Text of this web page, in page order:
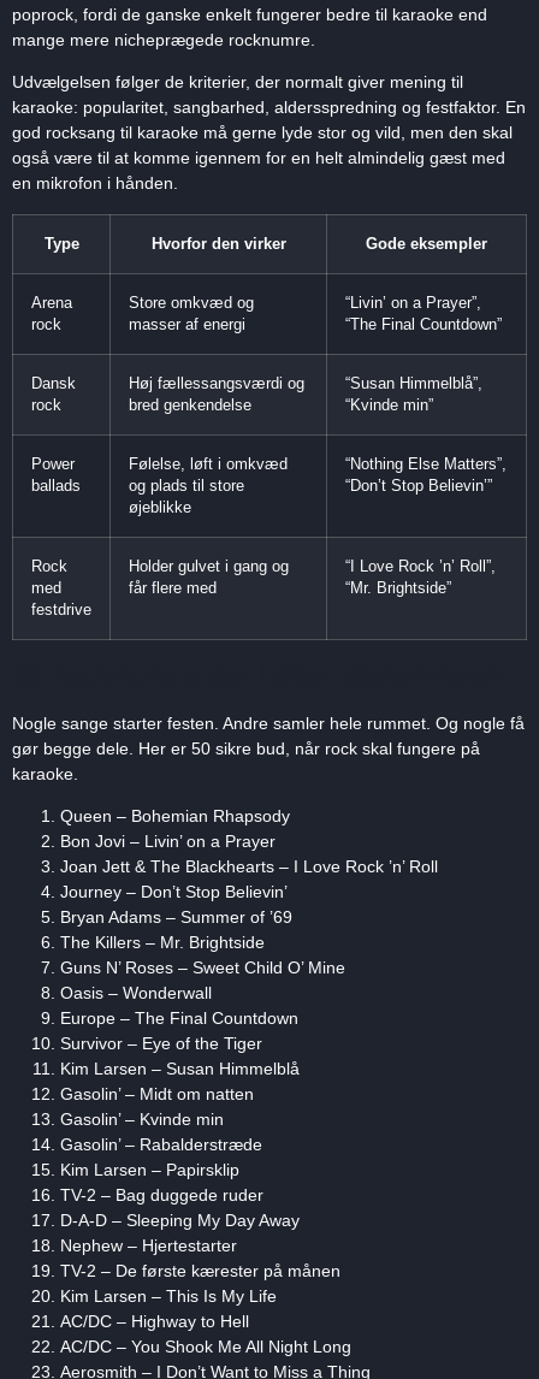
poprock, fordi de ganske enkelt fungerer bedre til karaoke end
mange mere nicheprægede rocknumre.
Udvælgelsen følger de kriterier, der normalt giver mening til
karaoke: popularitet, sangbarhed, aldersspredning og festfaktor. En
god rocksang til karaoke må gerne lyde stor og vild, men den skal
også være til at komme igennem for en helt almindelig gæst med
en mikrofon i hånden.
Type Hvorfor den virker Gode eksempler
Arena
rock
Store omkvæd og
masser af energi
“Livin’ on a Prayer”,
“The Final Countdown”
Dansk
rock
Høj fællessangsværdi og
bred genkendelse
“Susan Himmelblå”,
“Kvinde min”
Power
ballads
Følelse, løft i omkvæd
og plads til store
øjeblikke
“Nothing Else Matters”,
“Don’t Stop Believin’”
Rock
med
festdrive
Holder gulvet i gang og
får flere med
“I Love Rock ’n’ Roll”,
“Mr. Brightside”
Nogle sange starter festen. Andre samler hele rummet. Og nogle få
gør begge dele. Her er 50 sikre bud, når rock skal fungere på
karaoke.
Queen – Bohemian Rhapsody
Bon Jovi – Livin’ on a Prayer
Joan Jett & The Blackhearts – I Love Rock ’n’ Roll
Journey – Don’t Stop Believin’
Bryan Adams – Summer of ’69
The Killers – Mr. Brightside
Guns N’ Roses – Sweet Child O’ Mine
Oasis – Wonderwall
Europe – The Final Countdown
Survivor – Eye of the Tiger
Kim Larsen – Susan Himmelblå
Gasolin’ – Midt om natten
Gasolin’ – Kvinde min
Gasolin’ – Rabalderstræde
Kim Larsen – Papirsklip
TV-2 – Bag duggede ruder
D-A-D – Sleeping My Day Away
Nephew – Hjertestarter
TV-2 – De første kærester på månen
Kim Larsen – This Is My Life
AC/DC – Highway to Hell
AC/DC – You Shook Me All Night Long
Aerosmith – I Don’t Want to Miss a Thing